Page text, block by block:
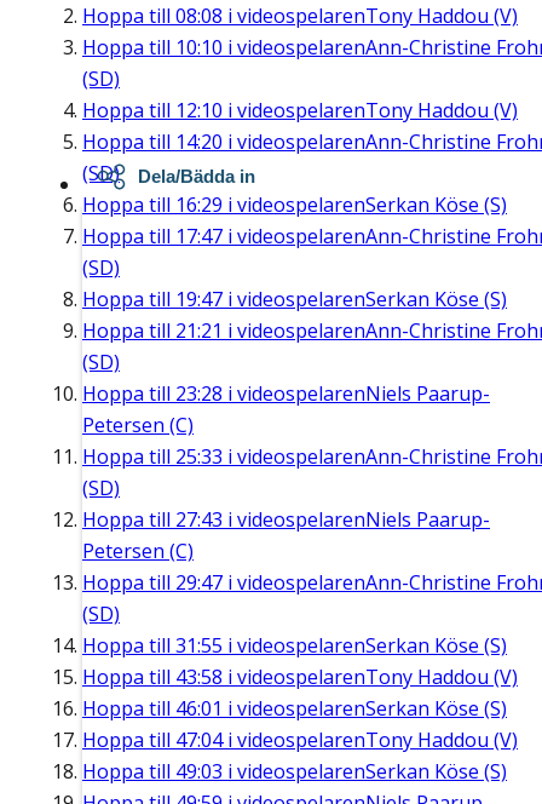
Hoppa till 08:08 i videospelarenTony Haddou (V)
Hoppa till 10:10 i videospelarenAnn-Christine
(SD)
Hoppa till 12:10 i videospelarenTony Haddou (V)
Hoppa till 14:20 i videospelarenAnn-Christine
(SD)
Hoppa till 16:29 i videospelarenSerkan Köse (S)
Hoppa till 17:47 i videospelarenAnn-Christine
(SD)
Hoppa till 19:47 i videospelarenSerkan Köse (S)
Hoppa till 21:21 i videospelarenAnn-Christine
(SD)
Hoppa till 23:28 i videospelarenNiels Paarup-
Petersen (C)
Hoppa till 25:33 i videospelarenAnn-Christine
(SD)
Hoppa till 27:43 i videospelarenNiels Paarup-
Petersen (C)
Hoppa till 29:47 i videospelarenAnn-Christine
(SD)
Hoppa till 31:55 i videospelarenSerkan Köse (S)
Hoppa till 43:58 i videospelarenTony Haddou (V)
Hoppa till 46:01 i videospelarenSerkan Köse (S)
Hoppa till 47:04i videospelarenTony Haddou (V)
Hoppa till 49:03 i videospelarenSerkan Köse (S)
Dela/Bädda in